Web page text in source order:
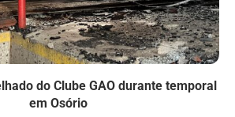
do Clube GAO durante temporal
em Osório